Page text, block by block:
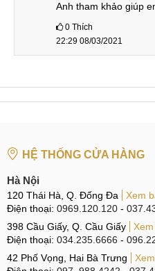
Ép kính iPad Air 1
Thay Camera iPad
6 Thay vỏ iPad Air 1
Địa chỉ thay mặt
MobileCity
Anh tham khảo giúp
0 Thích
22:29 08/03/2021
HỆ THỐNG CỬA HÀNG
Hà Nội
120 Thái Hà, Q. Đống Đa
Xem
Điện thoại: 0969.120.120 -
398 Cầu Giấy, Q. Cầu Giấy
Điện thoại: 034.235.6666 -
42 Phố Vọng, Hai Bà Trưng